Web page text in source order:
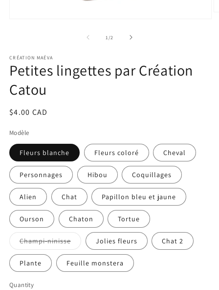
1/of2
CRÉATION MAÉVA
Petites lingettes par Création
Catou
Regular
$4.00 CAD
Modèle
Fleurs blanche Fleurs coloré Cheval
Personnages Hibou Coquillages
Alien Chat Papillon bleu et jaune
Ourson Chaton Tortue
Champi-ninisse
Variant
sold
out
or
Jolies fleurs Chat 2
Plante Feuille monstera
Quantity